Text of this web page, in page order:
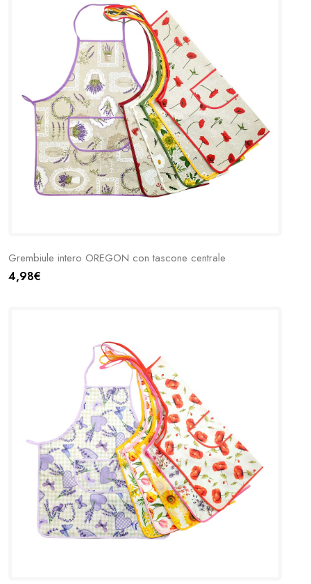
Grembiule intero OREGON con tascone centrale
4,98€